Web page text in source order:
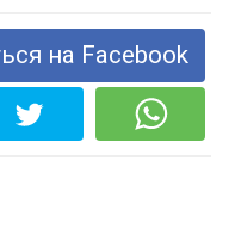
на Facebook